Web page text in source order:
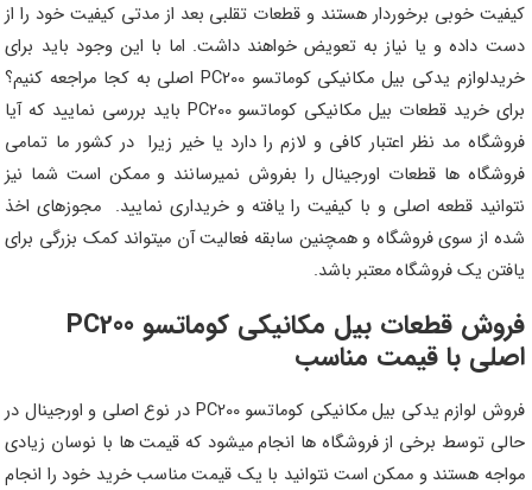
کیفیت خوبی برخوردار هستند و قطعات تقلبی بعد از مدتی کیفیت خود را از
دست داده و یا نیاز به تعویض خواهند داشت. اما با این وجود باید برای
خریدلوازم یدکی بیل مکانیکی کوماتسو PC200 اصلی به کجا مراجعه کنیم؟
برای خرید قطعات بیل مکانیکی کوماتسو PC200 باید بررسی نمایید که آیا
فروشگاه مد نظر اعتبار کافی و لازم را دارد یا خیر زیرا در کشور ما تمامی
فروشگاه ها قطعات اورجینال را بفروش نمیرسانند و ممکن است شما نیز
نتوانید قطعه اصلی و با کیفیت را یافته و خریداری نمایید. مجوزهای اخذ
شده از سوی فروشگاه و همچنین سابقه فعالیت آن میتواند کمک بزرگی برای
یافتن یک فروشگاه معتبر باشد.
فروش قطعات بیل مکانیکی کوماتسو PC200
اصلی با قیمت مناسب
فروش لوازم یدکی بیل مکانیکی کوماتسو PC200 در نوع اصلی و اورجینال در
حالی توسط برخی از فروشگاه ها انجام میشود که قیمت ها با نوسان زیادی
مواجه هستند و ممکن است نتوانید با یک قیمت مناسب خرید خود را انجام